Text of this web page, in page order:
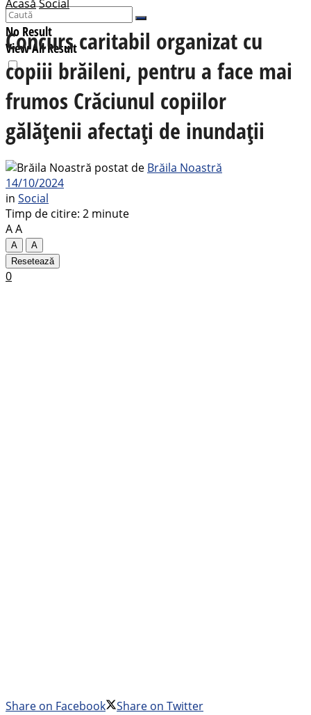
No Result
View All Result
AcasăSocial
Concurs caritabil organizat cu
copiii brăileni, pentru a face mai
frumos Crăciunul copiilor
gălățenii afectați de inundații
postat de Brăila Noastră
14/10/2024
in Social
Timp de citire: 2 minute
AA
A
A
Resetează
0
Share on Facebook
Share on Twitter